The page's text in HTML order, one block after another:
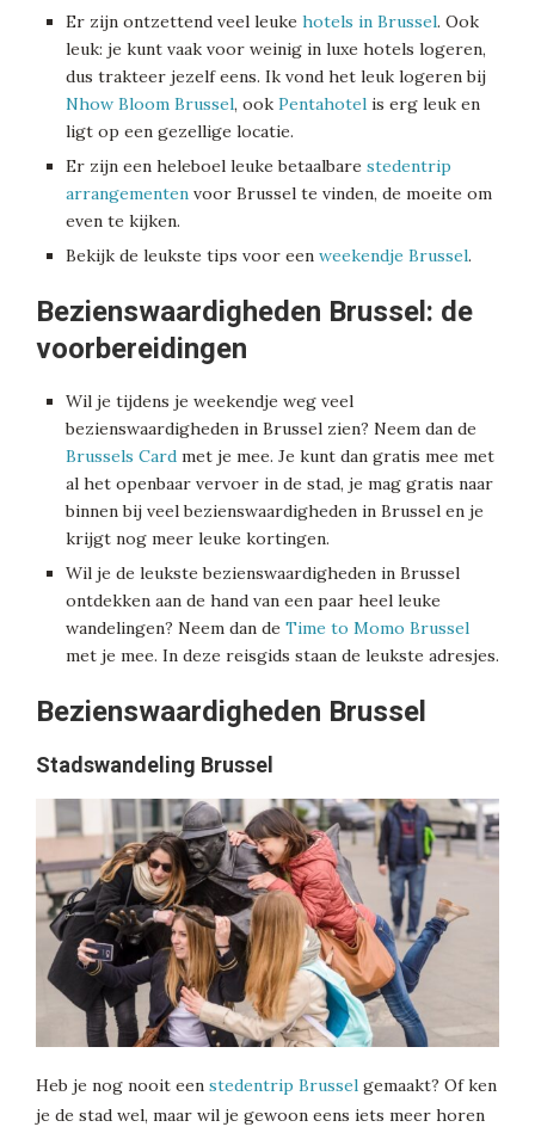
Er zijn ontzettend veel leuke hotels in Brussel. Ook
leuk: je kunt vaak voor weinig in luxe hotels logeren,
dus trakteer jezelf eens. Ik vond het leuk logeren bij
Nhow Bloom Brussel, ook Pentahotel is erg leuk en
ligt op een gezellige locatie.
Er zijn een heleboel leuke betaalbare stedentrip
arrangementen voor Brussel te vinden, de moeite om
even te kijken.
Bekijk de leukste tips voor een weekendje Brussel.
Bezienswaardigheden Brussel: de
voorbereidingen
Wil je tijdens je weekendje weg veel
bezienswaardigheden in Brussel zien? Neem dan de
Brussels Card met je mee. Je kunt dan gratis mee met
al het openbaar vervoer in de stad, je mag gratis naar
binnen bij veel bezienswaardigheden in Brussel en je
krijgt nog meer leuke kortingen.
Wil je de leukste bezienswaardigheden in Brussel
ontdekken aan de hand van een paar heel leuke
wandelingen? Neem dan de Time to Momo Brussel
met je mee. In deze reisgids staan de leukste adresjes.
Bezienswaardigheden Brussel
Stadswandeling Brussel
Heb je nog nooit een stedentrip Brussel gemaakt? Of ken
je de stad wel, maar wil je gewoon eens iets meer horen